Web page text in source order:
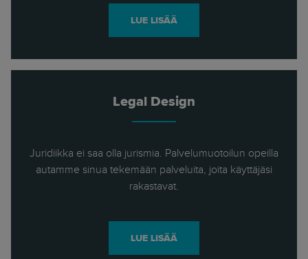
LUE LISÄÄ
Legal Design
Juridiikka ei saa olla jurismia. Palvelumuotoilun opeilla
autamme sinua tekemään palveluita, joita käyttäjäsi
rakastavat.
LUE LISÄÄ